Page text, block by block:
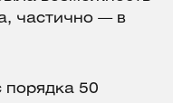
частично — в
порядка 50